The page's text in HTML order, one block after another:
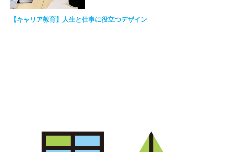
【キャリア教育】人生と仕事に役立つデザイン